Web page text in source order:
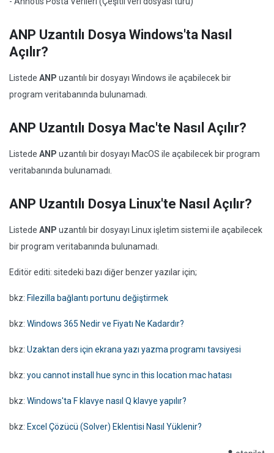
ANP Uzantılı Dosya Windows'ta Nasıl
Açılır?
Listede ANP uzantılı bir dosyayı Windows ile açabilecek bir
program veritabanında bulunamadı.
ANP Uzantılı Dosya Mac'te Nasıl Açılır?
Listede ANP uzantılı bir dosyayı MacOS ile açabilecek bir program
veritabanında bulunamadı.
ANP Uzantılı Dosya Linux'te Nasıl Açılır?
Listede ANP uzantılı bir dosyayı Linux işletim sistemi ile açabilecek
bir program veritabanında bulunamadı.
Editör editi: sitedeki bazı diğer benzer yazılar için;
bkz: Filezilla bağlantı portunu değiştirmek
bkz: Windows 365 Nedir ve Fiyatı Ne Kadardır?
bkz: Uzaktan ders için ekrana yazı yazma programı tavsiyesi
bkz: you cannot install hue sync in this location mac hatası
bkz: Windows'ta F klavye nasıl Q klavye yapılır?
bkz: Excel Çözücü (Solver) Eklentisi Nasıl Yüklenir?